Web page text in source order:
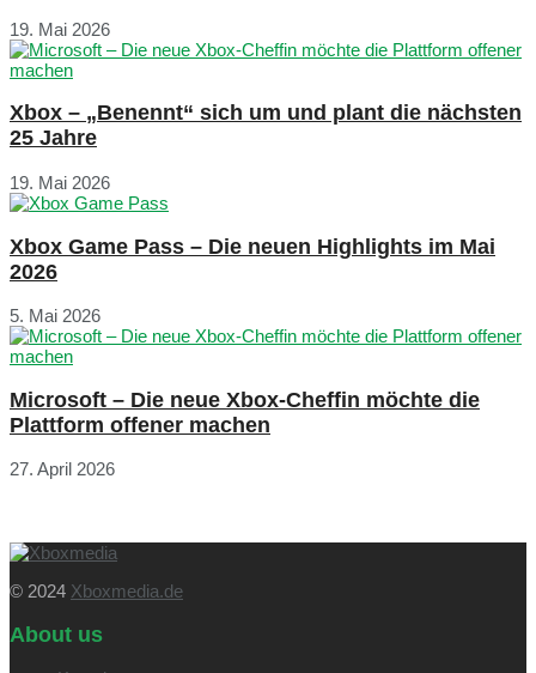
19. Mai 2026
Xbox – „Benennt“ sich um und plant die nächsten
25 Jahre
19. Mai 2026
Xbox Game Pass – Die neuen Highlights im Mai
2026
5. Mai 2026
Microsoft – Die neue Xbox-Cheffin möchte die
Plattform offener machen
27. April 2026
© 2024 Xboxmedia.de
About us